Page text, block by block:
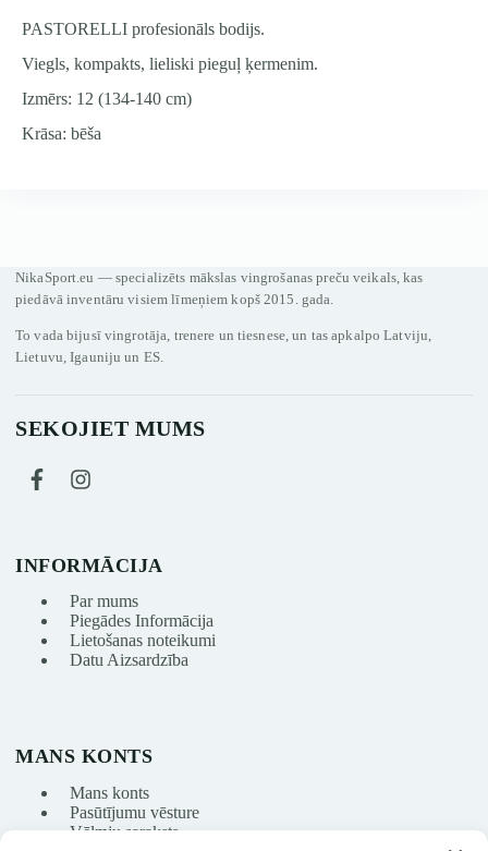
PASTORELLI profesionāls bodijs.
Viegls, kompakts, lieliski pieguļ ķermenim.
Izmērs: 12 (134-140 cm)
Krāsa: bēša
NikaSport.eu — specializēts mākslas vingrošanas preču veikals, kas
piedāvā inventāru visiem līmeņiem kopš 2015. gada.
To vada bijusī vingrotāja, trenere un tiesnese, un tas apkalpo Latviju,
Lietuvu, Igauniju un ES.
SEKOJIET MUMS
INFORMĀCIJA
Par mums
Piegādes Informācija
Lietošanas noteikumi
Datu Aizsardzība
MANS KONTS
Mans konts
Pasūtījumu vēsture
Vēlmju saraksts